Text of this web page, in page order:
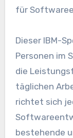
für
Dieser IBM-
Personen im
die
täglichen
richtet sich
bestehende